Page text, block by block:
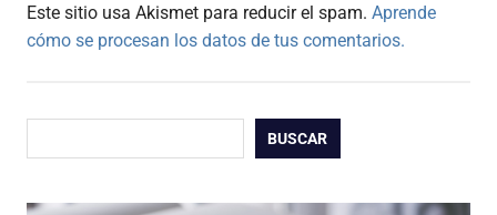
Este sitio usa Akismet para reducir el spam. Aprende
cómo se procesan los datos de tus comentarios.
BUSCAR